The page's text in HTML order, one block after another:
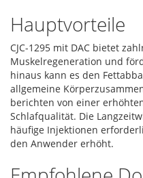
Hauptvorteile
CJC-1295 mit DAC bietet
Muskelregeneration und
hinaus kann es den
allgemeine
berichten von einer
Schlafqualität. Die
häufige Injektionen
den Anwender erhöht.